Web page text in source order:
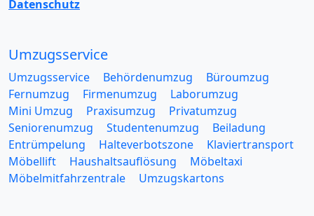
Datenschutz
Umzugsservice
Umzugsservice Behördenumzug
Büroumzug
Fernumzug
Firmenumzug
Laborumzug
Mini Umzug
Praxisumzug
Privatumzug
Seniorenumzug
Studentenumzug
Beiladung
Entrümpelung
Halteverbotszone
Klaviertransport
Möbellift
Haushaltsauflösung
Möbeltaxi
Möbelmitfahrzentrale
Umzugskartons